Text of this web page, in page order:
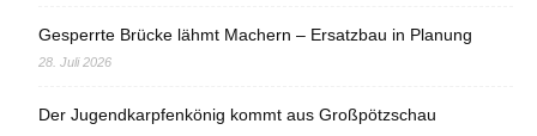
Gesperrte Brücke lähmt Machern – Ersatzbau in Planung
28. Juli 2026
Der Jugendkarpfenkönig kommt aus Großpötzschau